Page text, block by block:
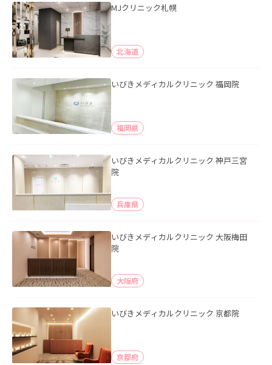
MJクリニック札幌
北海道
いびきメディカルクリニック 福岡院
福岡県
いびきメディカルクリニック 神戸三宮
院
兵庫県
いびきメディカルクリニック 大阪梅田
院
大阪府
いびきメディカルクリニック 京都院
京都府